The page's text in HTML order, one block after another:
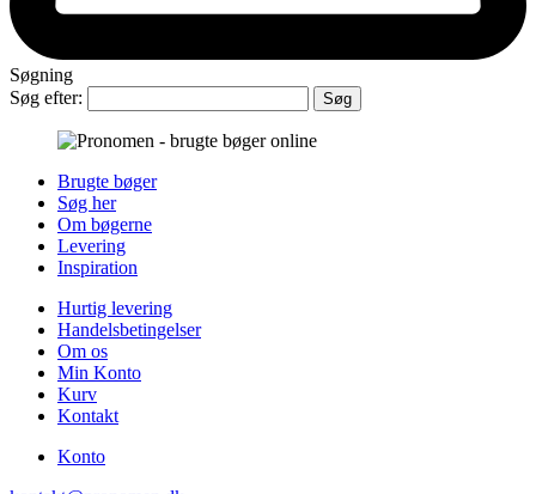
Søgning
Søg efter:
Brugte bøger
Søg her
Om bøgerne
Levering
Inspiration
Hurtig levering
Handelsbetingelser
Om os
Min Konto
Kurv
Kontakt
Konto